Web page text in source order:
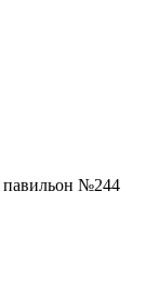
павильон №244